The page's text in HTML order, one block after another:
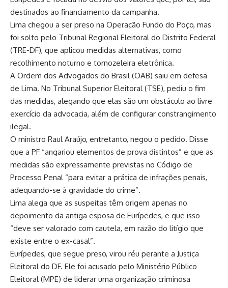
destinados ao financiamento da campanha.
Lima chegou a ser preso na Operação Fundo do Poço, mas
foi solto pelo Tribunal Regional Eleitoral do Distrito Federal
(TRE-DF), que aplicou medidas alternativas, como
recolhimento noturno e tornozeleira eletrônica.
A Ordem dos Advogados do Brasil (OAB) saiu em defesa
de Lima. No Tribunal Superior Eleitoral (TSE), pediu o fim
das medidas, alegando que elas são um obstáculo ao livre
exercício da advocacia, além de configurar constrangimento
ilegal.
O ministro Raul Araújo, entretanto, negou o pedido. Disse
que a PF “angariou elementos de prova distintos” e que as
medidas são expressamente previstas no Código de
Processo Penal “para evitar a prática de infrações penais,
adequando-se à gravidade do crime”.
Lima alega que as suspeitas têm origem apenas no
depoimento da antiga esposa de Eurípedes, e que isso
“deve ser valorado com cautela, em razão do litígio que
existe entre o ex-casal”.
Eurípedes, que segue preso, virou réu perante a Justiça
Eleitoral do DF. Ele foi acusado pelo Ministério Público
Eleitoral (MPE) de liderar uma organização criminosa